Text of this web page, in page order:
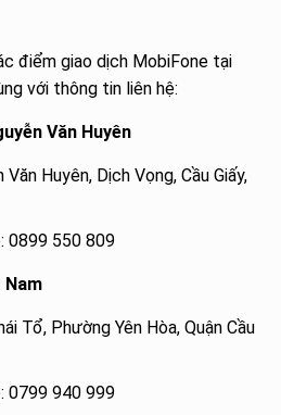
điểm giao dịch MobiFone tại
với thông tin liên hệ:
Văn Huyên
Huyên, Dịch Vọng, Cầu Giấy,
0899 550 809
Nam
Tổ, Phường Yên Hòa, Quận Cầu
0799 940 999